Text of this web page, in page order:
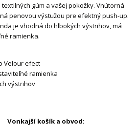
gúm a vašej pokožky. Vnútorná
penovou výstužou pre efektný push-up.
je vhodná do hlbokých výstrihov, má
ramienka.
Velour efect
ramienka
výstrihov
Vonkajší košík a obvod: